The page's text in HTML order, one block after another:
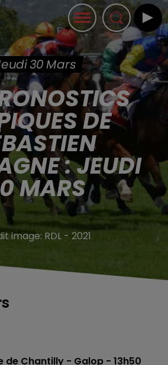
30 Mars
DE
: JEUDI
MARS
image: RDL - 2021
de Chantilly - Galop - 13h50